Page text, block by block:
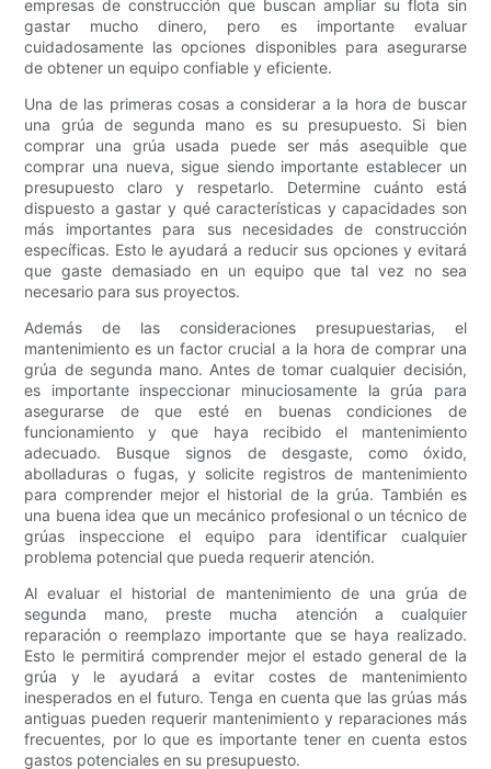
empresas de construcción que buscan ampliar su flota sin
gastar mucho dinero, pero es importante evaluar
cuidadosamente las opciones disponibles para asegurarse
de obtener un equipo confiable y eficiente.
Una de las primeras cosas a considerar a la hora de buscar
una grúa de segunda mano es su presupuesto. Si bien
comprar una grúa usada puede ser más asequible que
comprar una nueva, sigue siendo importante establecer un
presupuesto claro y respetarlo. Determine cuánto está
dispuesto a gastar y qué características y capacidades son
más importantes para sus necesidades de construcción
específicas. Esto le ayudará a reducir sus opciones y evitará
que gaste demasiado en un equipo que tal vez no sea
necesario para sus proyectos.
Además de las consideraciones presupuestarias, el
mantenimiento es un factor crucial a la hora de comprar una
grúa de segunda mano. Antes de tomar cualquier decisión,
es importante inspeccionar minuciosamente la grúa para
asegurarse de que esté en buenas condiciones de
funcionamiento y que haya recibido el mantenimiento
adecuado. Busque signos de desgaste, como óxido,
abolladuras o fugas, y solicite registros de mantenimiento
para comprender mejor el historial de la grúa. También es
una buena idea que un mecánico profesional o un técnico de
grúas inspeccione el equipo para identificar cualquier
problema potencial que pueda requerir atención.
Al evaluar el historial de mantenimiento de una grúa de
segunda mano, preste mucha atención a cualquier
reparación o reemplazo importante que se haya realizado.
Esto le permitirá comprender mejor el estado general de la
grúa y le ayudará a evitar costes de mantenimiento
inesperados en el futuro. Tenga en cuenta que las grúas más
antiguas pueden requerir mantenimiento y reparaciones más
frecuentes, por lo que es importante tener en cuenta estos
gastos potenciales en su presupuesto.